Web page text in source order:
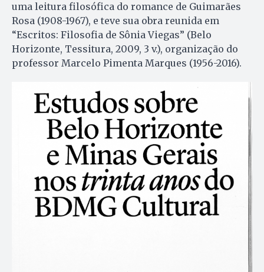
uma leitura filosófica do romance de Guimarães
Rosa (1908-1967), e teve sua obra reunida em
“Escritos: Filosofia de Sônia Viegas” (Belo
Horizonte, Tessitura, 2009, 3 v.), organização do
professor Marcelo Pimenta Marques (1956-2016).